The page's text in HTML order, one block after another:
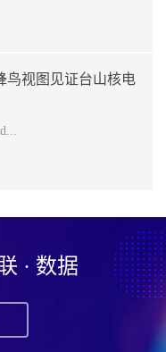
鸟视图见证台山核电
· 数据